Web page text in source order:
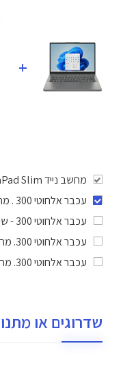
+
מחשב נייד IdeaPad Slim. מחיר: 3,189 ₪.
עכבר אלחוטי 300
.
עכבר אלחוטי 300 - שחור
עכבר אלחוטי 300
.
עכבר אלחוטי 300
.
שדרוגים או